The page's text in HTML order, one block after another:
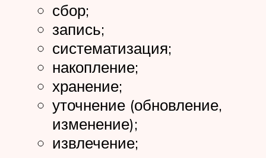
сбор;
запись;
систематизация;
накопление;
хранение;
уточнение (обновление,
изменение);
извлечение;